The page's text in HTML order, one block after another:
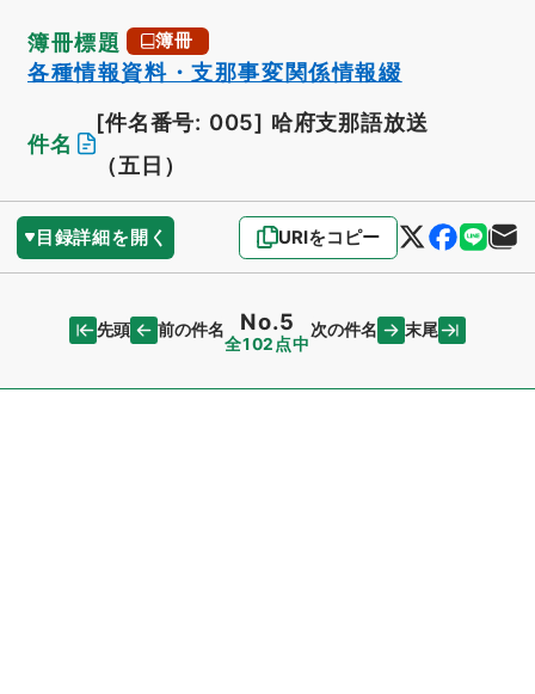
簿冊標題 簿冊
各種情報資料・支那事変関係情報綴
件名
[件名番号: 005] 哈府支那語放送
（五日）
目録詳細を開く URIをコピー
先頭 前の件名 No.5
全102点中
次の件名 末尾